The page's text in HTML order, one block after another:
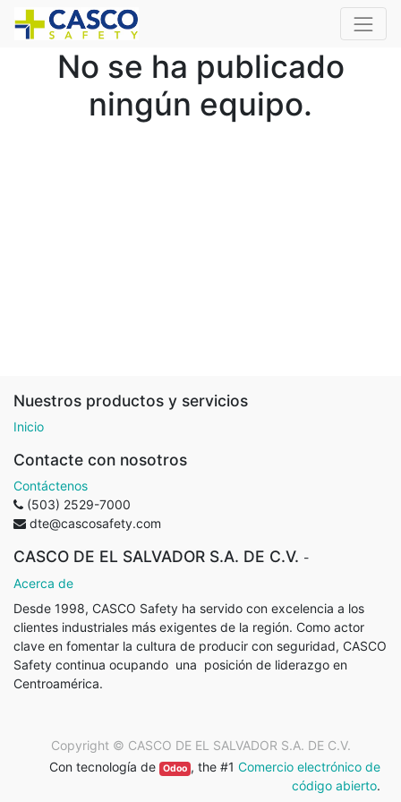
No se ha publicado
ningún equipo.
Nuestros productos y servicios
Inicio
Contacte con nosotros
Contáctenos
(503) 2529-7000
dte@cascosafety.com
CASCO DE EL SALVADOR S.A. DE C.V. -
Acerca de
Desde 1998, CASCO Safety ha servido con excelencia a los
clientes industriales más exigentes de la región. Como actor
clave en fomentar la cultura de producir con seguridad, CASCO
Safety continua ocupando una posición de liderazgo en
Centroamérica.
Copyright © CASCO DE EL SALVADOR S.A. DE C.V.
Con tecnología de
Odoo , the #1 Comercio electrónico de
código abierto.